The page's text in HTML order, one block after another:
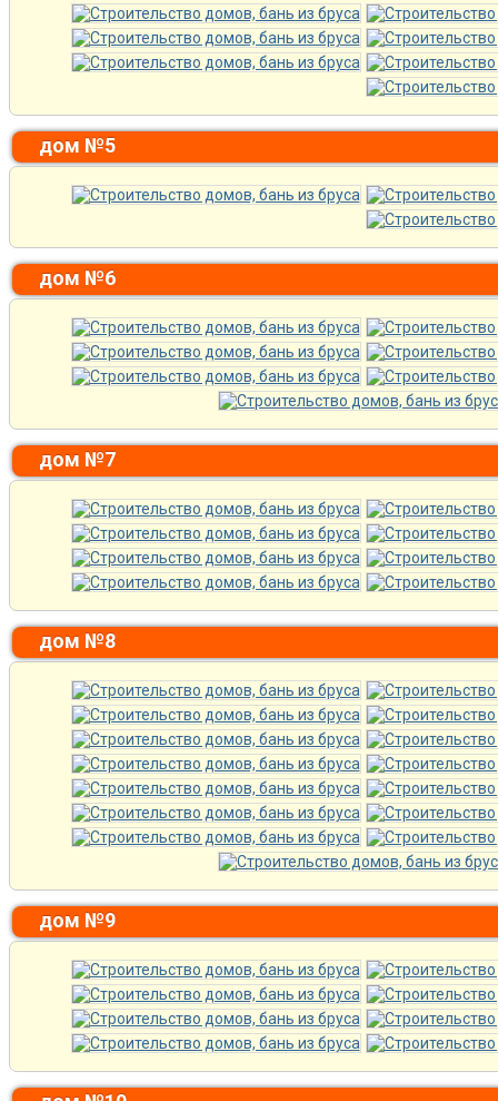
дом №5
дом №6
дом №7
дом №8
дом №9